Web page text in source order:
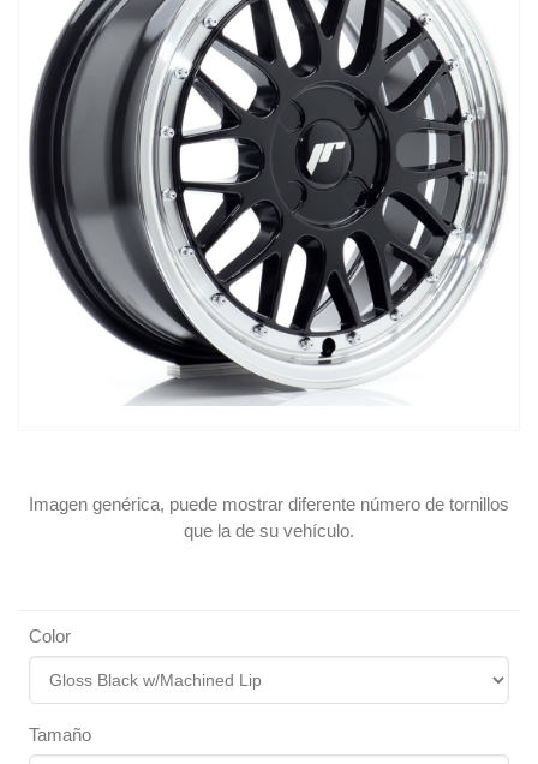
Imagen genérica, puede mostrar diferente número de tornillos
que la de su vehículo.
Color
Tamaño